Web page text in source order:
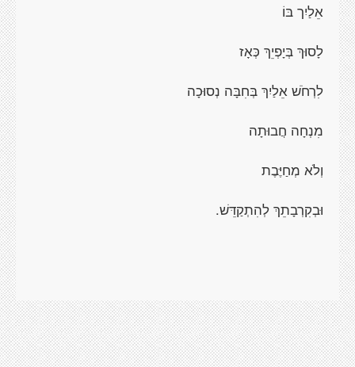
אֵלַיִך בּוֹ
לָסוּךְ בְּיָפְיֵךְ כְּאָז
לִרְחֹשׁ אֵלַיִךְ בְּחִבָּה נְסוּכָה
מִנְחָה חֲבוּתָה
וְלֹא מְחַיֶּבֶת
וּבְקִרְבָתֵךְ לְהִתְקַדֵּשׁ.